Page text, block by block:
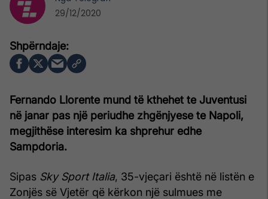
Fernando Llorente mund të kthehet te Juventusi
në janar pas një periudhe zhgënjyese te Napoli,
megjithëse interesim ka shprehur edhe
Sampdoria.
Sipas Sky Sport Italia, 35-vjeçari është në listën e
Zonjës së Vjetër që kërkon një sulmues me
29/12/2020